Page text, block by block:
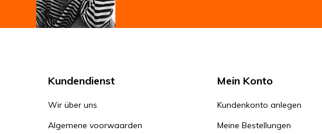
Kundendienst
Wir über uns
Algemene voorwaarden
Mein Konto
Kundenkonto anlegen
Meine Bestellungen